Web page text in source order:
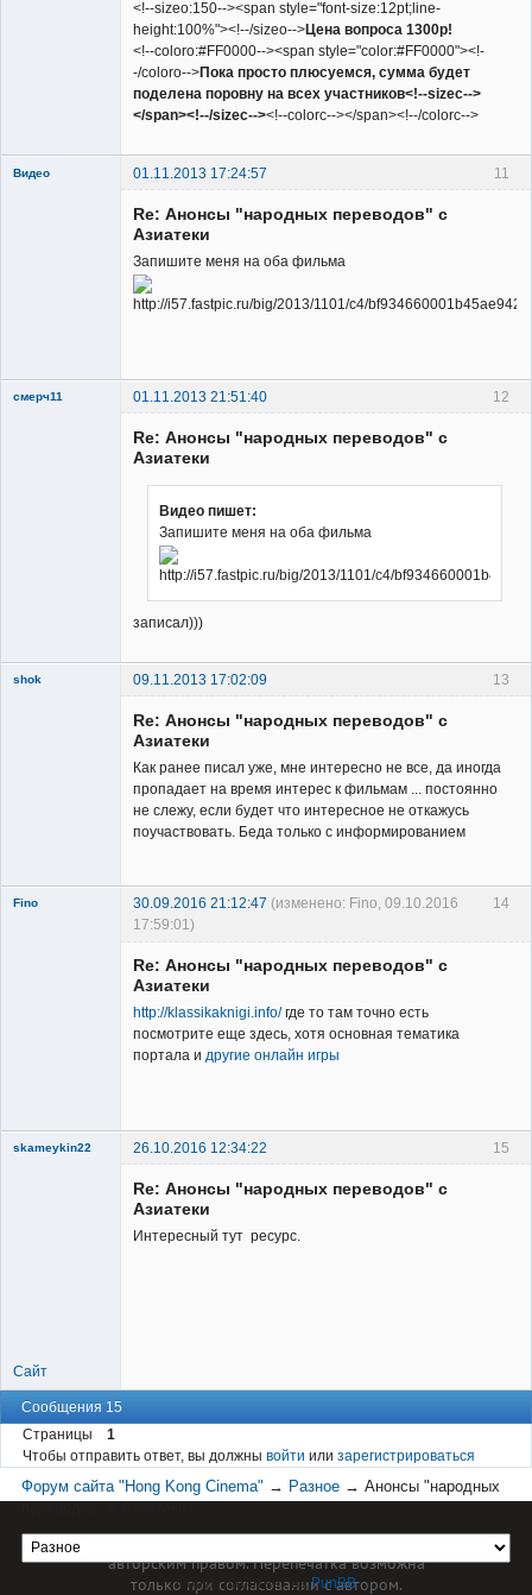
<!--sizeo:150--><span style="font-size:12pt;line-
height:100%"><!--/sizeo-->Цена вопроса 1300р!
<!--coloro:#FF0000--><span style="color:#FF0000"><!-
-/coloro-->Пока просто плюсуемся, сумма будет
поделена поровну на всех участников<!--sizec-->
</span><!--/sizec--><!--colorc--></span><!--/colorc-->
11
Видео 01.11.2013 17:24:57
Re: Анонсы "народных переводов" с
Азиатеки
Запишите меня на оба фильма
12
смерч11
01.11.2013 21:51:40
Re: Анонсы "народных переводов" с
Азиатеки
Видео пишет:
Запишите меня на оба фильма
записал)))
13
shok
09.11.2013 17:02:09
Re: Анонсы "народных переводов" с
Азиатеки
Как ранее писал уже, мне интересно не все, да иногда
пропадает на время интерес к фильмам ... постоянно
не слежу, если будет что интересное не откажусь
поучаствовать. Беда только с информированием
14
Fino 30.09.2016 21:12:47 (изменено: Fino, 09.10.2016
17:59:01)
Re: Анонсы "народных переводов" с
Азиатеки
http://klassikaknigi.info/где то там точно есть
посмотрите еще здесь, хотя основная тематика
портала и другие онлайн игры
15
skameykin22
26.10.2016 12:34:22
Re: Анонсы "народных переводов" с
Азиатеки
Интересный тут ресурс.
Сайт
Сообщения 15
Страницы
1
Чтобы отправить ответ, вы должны войти или зарегистрироваться
Форум сайта "Hong Kong Cinema" → Разное →Анонсы "народных
переводов" с Азиатеки
Форум работает наPunBB
Материал сайта hkcinema.ru защищен
авторским правом. Перепечатка возможна
только при согласовании с автором.